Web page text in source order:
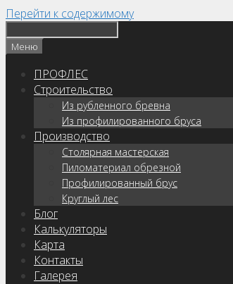
Перейти к содержимому
Меню
ПРОФЛЕС
Строительство
Из рубленного бревна
Из профилированного бруса
Производство
Столярная мастерская
Пиломатериал обрезной
Профилированный брус
Круглый лес
Блог
Калькуляторы
Карта
Контакты
Галерея